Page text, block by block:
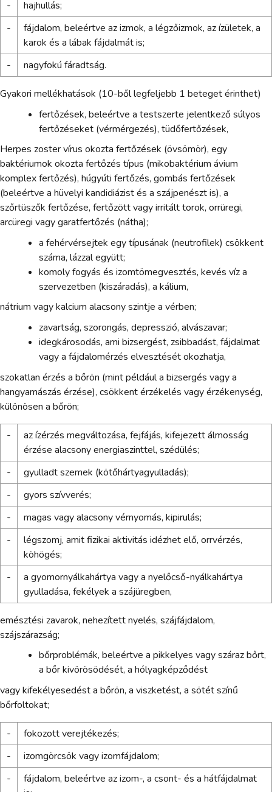
-
hajhullás;
-
fájdalom, beleértve az izmok, a légzőizmok, az ízületek, a
karok és a lábak fájdalmát is;
-
nagyfokú fáradtság.
Gyakori mellékhatások (10-ből legfeljebb 1 beteget érinthet)
fertőzések, beleértve a testszerte jelentkező súlyos
fertőzéseket (vérmérgezés), tüdőfertőzések,
Herpes zoster vírus okozta fertőzések (övsömör), egy
baktériumok okozta fertőzés típus (mikobaktérium ávium
komplex fertőzés), húgyúti fertőzés, gombás fertőzések
(beleértve a hüvelyi kandidiázist és a szájpenészt is), a
szőrtüszők fertőzése, fertőzött vagy irritált torok, orrüregi,
arcüregi vagy garatfertőzés (nátha);
a fehérvérsejtek egy típusának (neutrofilek) csökkent
száma, lázzal együtt;
komoly fogyás és izomtömegvesztés, kevés víz a
szervezetben (kiszáradás), a kálium,
nátrium vagy kalcium alacsony szintje a vérben;
zavartság, szorongás, depresszió, alvászavar;
idegkárosodás, ami bizsergést, zsibbadást, fájdalmat
vagy a fájdalomérzés elvesztését okozhatja,
szokatlan érzés a bőrön (mint például a bizsergés vagy a
hangyamászás érzése), csökkent érzékelés vagy érzékenység,
különösen a bőrön;
-
az ízérzés megváltozása, fejfájás, kifejezett álmosság
érzése alacsony energiaszinttel, szédülés;
-
gyulladt szemek (kötőhártyagyulladás);
-
gyors szívverés;
-
magas vagy alacsony vérnyomás, kipirulás;
-
légszomj, amit fizikai aktivitás idézhet elő, orrvérzés,
köhögés;
-
a gyomornyálkahártya vagy a nyelőcső-nyálkahártya
gyulladása, fekélyek a szájüregben,
emésztési zavarok, nehezített nyelés, szájfájdalom,
szájszárazság;
bőrproblémák, beleértve a pikkelyes vagy száraz bőrt,
a bőr kivörösödését, a hólyagképződést
vagy kifekélyesedést a bőrön, a viszketést, a sötét színű
bőrfoltokat;
-
fokozott verejtékezés;
-
izomgörcsök vagy izomfájdalom;
-
fájdalom, beleértve az izom-, a csont- és a hátfájdalmat